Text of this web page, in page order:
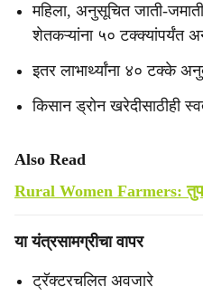
महिला, अनुसूचित जाती-
शेतकऱ्यांना ५० टक्क्यांपर्यंत
इतर लाभार्थ्यांना ४० टक्के
किसान ड्रोन खरेदीसाठीही
Also Read
Rural Women Farmers:
या यंत्रसामग्रीचा वापर
ट्रॅक्टरचलित अवजारे